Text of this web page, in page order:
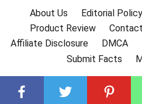
About Us Editorial Policy
Product Review
Affiliate Disclosure
DMCA
Submit Facts